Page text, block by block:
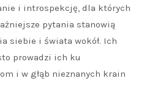
i introspekcję, dla których
pytania stanowią
siebie i świata wokół. Ich
prowadzi ich ku
i w głąb nieznanych krain